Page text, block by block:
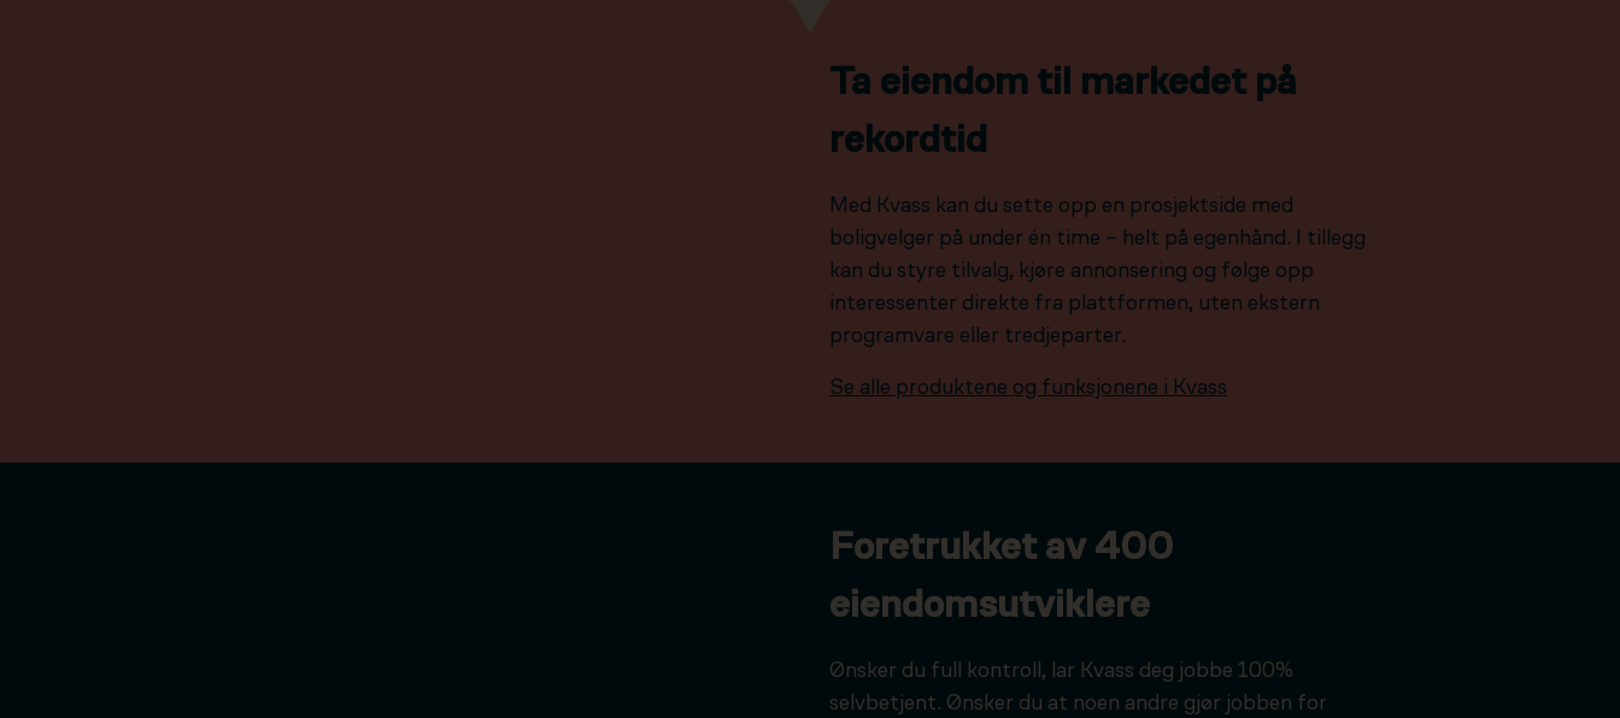
Ta eiendom til markedet på
rekordtid
Med Kvass kan du sette opp en prosjektside med
boligvelger på under én time – helt på egenhånd. I tillegg
kan du styre tilvalg, kjøre annonsering og følge opp
interessenter direkte fra plattformen, uten ekstern
programvare eller tredjeparter.
Se alle produktene og funksjonene i Kvass
Foretrukket av 400
eiendomsutviklere
Ønsker du full kontroll, lar Kvass deg jobbe 100%
selvbetjent. Ønsker du at noen andre gjør jobben for